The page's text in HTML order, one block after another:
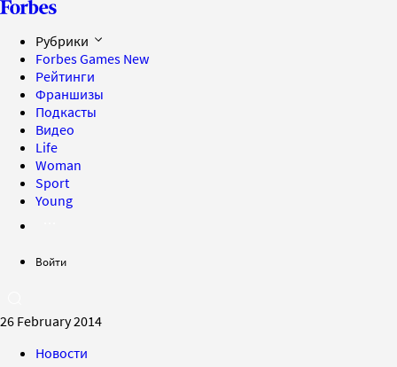
Рубрики
Forbes Games New
Рейтинги
Франшизы
Подкасты
Видео
Life
Woman
Sport
Young
Войти
26 February 2014
Новости